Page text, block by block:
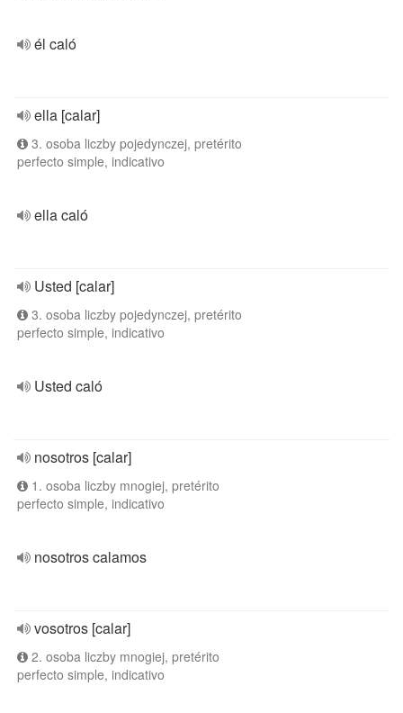
él caló
ella [calar]
3. osoba liczby pojedynczej, pretérito
perfecto simple, indicativo
ella caló
Usted [calar]
3. osoba liczby pojedynczej, pretérito
perfecto simple, indicativo
Usted caló
nosotros [calar]
1. osoba liczby mnogiej, pretérito
perfecto simple, indicativo
nosotros calamos
vosotros [calar]
2. osoba liczby mnogiej, pretérito
perfecto simple, indicativo